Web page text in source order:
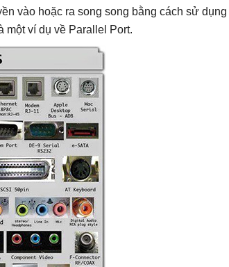
vào hoặc ra song song bằng cách sử dụng
một ví dụ về Parallel Port.